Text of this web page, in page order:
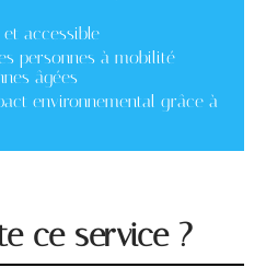
accessible
personnes à mobilité
âgées
environnemental grâce à
ce service ?